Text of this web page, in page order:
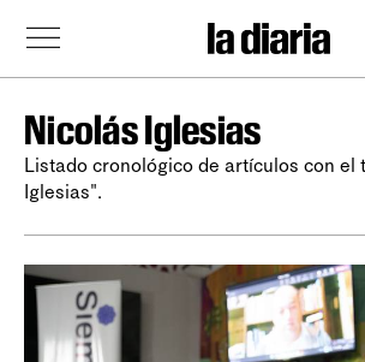
Nicolás Iglesias
Listado cronológico de artículos con el
Iglesias".